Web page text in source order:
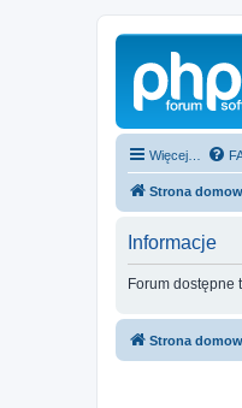
Więcej…
Strona
Informacje
Forum dostępne
Strona